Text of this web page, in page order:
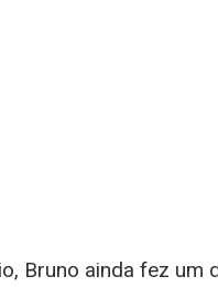
Bruno ainda fez um